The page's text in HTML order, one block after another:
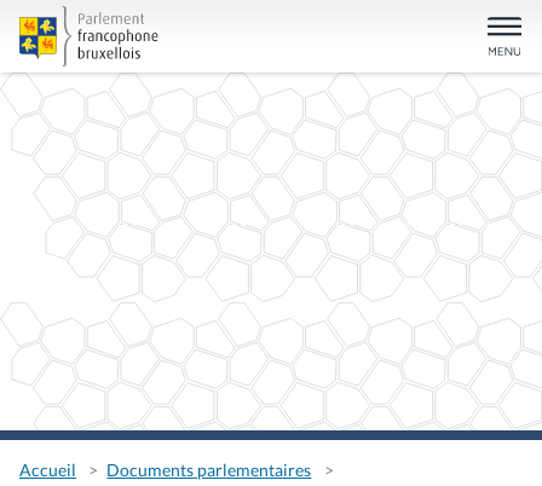
Accueil
Documents parlementaires